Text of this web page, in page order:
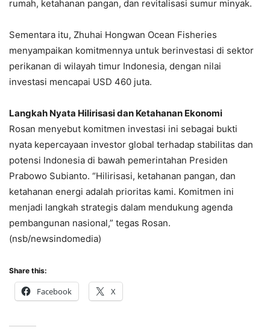
rumah, ketahanan pangan, dan revitalisasi sumur minyak.
Sementara itu, Zhuhai Hongwan Ocean Fisheries
menyampaikan komitmennya untuk berinvestasi di sektor
perikanan di wilayah timur Indonesia, dengan nilai
investasi mencapai USD 460 juta.
Langkah Nyata Hilirisasi dan Ketahanan Ekonomi
Rosan menyebut komitmen investasi ini sebagai bukti
nyata kepercayaan investor global terhadap stabilitas dan
potensi Indonesia di bawah pemerintahan Presiden
Prabowo Subianto. “Hilirisasi, ketahanan pangan, dan
ketahanan energi adalah prioritas kami. Komitmen ini
menjadi langkah strategis dalam mendukung agenda
pembangunan nasional,” tegas Rosan.
(nsb/newsindomedia)
Share this:
Facebook X